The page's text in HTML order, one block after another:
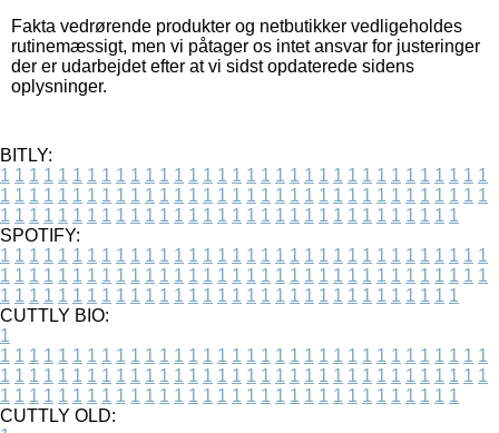
Fakta vedrørende produkter og netbutikker vedligeholdes
rutinemæssigt, men vi påtager os intet ansvar for justeringer
der er udarbejdet efter at vi sidst opdaterede sidens
oplysninger.
BITLY:
1 1 1 1 1 1 1 1 1 1 1 1 1 1 1 1 1 1 1 1 1 1 1 1 1 1 1 1 1 1 1 1 1 1
1 1 1 1 1 1 1 1 1 1 1 1 1 1 1 1 1 1 1 1 1 1 1 1 1 1 1 1 1 1 1 1 1 1
1 1 1 1 1 1 1 1 1 1 1 1 1 1 1 1 1 1 1 1 1 1 1 1 1 1 1 1 1 1 1 1
SPOTIFY:
1 1 1 1 1 1 1 1 1 1 1 1 1 1 1 1 1 1 1 1 1 1 1 1 1 1 1 1 1 1 1 1 1 1
1 1 1 1 1 1 1 1 1 1 1 1 1 1 1 1 1 1 1 1 1 1 1 1 1 1 1 1 1 1 1 1 1 1
1 1 1 1 1 1 1 1 1 1 1 1 1 1 1 1 1 1 1 1 1 1 1 1 1 1 1 1 1 1 1 1
CUTTLY BIO:
1
1 1 1 1 1 1 1 1 1 1 1 1 1 1 1 1 1 1 1 1 1 1 1 1 1 1 1 1 1 1 1 1 1 1
1 1 1 1 1 1 1 1 1 1 1 1 1 1 1 1 1 1 1 1 1 1 1 1 1 1 1 1 1 1 1 1 1 1
1 1 1 1 1 1 1 1 1 1 1 1 1 1 1 1 1 1 1 1 1 1 1 1 1 1 1 1 1 1 1 1
CUTTLY OLD: